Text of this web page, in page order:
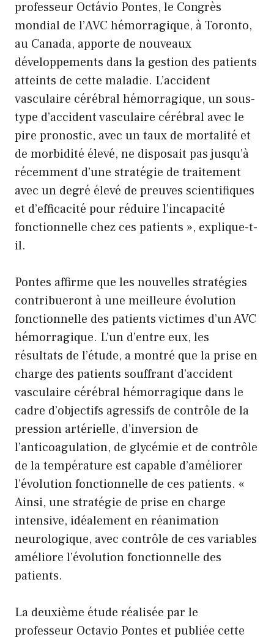
professeur Octávio Pontes, le Congrès
mondial de l’AVC hémorragique, à Toronto,
au Canada, apporte de nouveaux
développements dans la gestion des patients
atteints de cette maladie. L’accident
vasculaire cérébral hémorragique, un sous-
type d’accident vasculaire cérébral avec le
pire pronostic, avec un taux de mortalité et
de morbidité élevé, ne disposait pas jusqu’à
récemment d’une stratégie de traitement
avec un degré élevé de preuves scientifiques
et d’efficacité pour réduire l’incapacité
fonctionnelle chez ces patients », explique-t-
il.
Pontes affirme que les nouvelles stratégies
contribueront à une meilleure évolution
fonctionnelle des patients victimes d’un AVC
hémorragique. L’un d’entre eux, les
résultats de l’étude, a montré que la prise en
charge des patients souffrant d’accident
vasculaire cérébral hémorragique dans le
cadre d’objectifs agressifs de contrôle de la
pression artérielle, d’inversion de
l’anticoagulation, de glycémie et de contrôle
de la température est capable d’améliorer
l’évolution fonctionnelle de ces patients. «
Ainsi, une stratégie de prise en charge
intensive, idéalement en réanimation
neurologique, avec contrôle de ces variables
améliore l’évolution fonctionnelle des
patients.
La deuxième étude réalisée par le
professeur Octavio Pontes et publiée cette